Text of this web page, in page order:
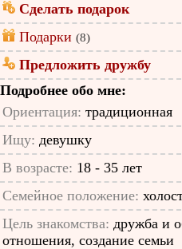
Сделать подарок
Подарки (8)
Предложить дружбу
Подробнее обо мне:
Ориентация: традиционная
Ищу: девушку
В возрасте: 18 - 35 лет
Семейное положение:
Цель знакомства: дружба и
отношения, создание семьи